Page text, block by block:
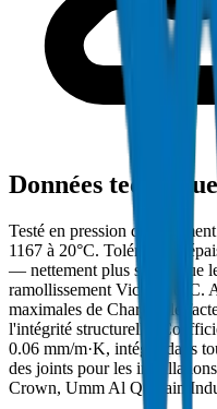
Données
Testé en pression
1167 à 20°C. Tolérance
— nettement plus stricte que
ramollissement Vicat : 80°C.
maximales de Charjah, le
l'intégrité structurelle.
0.06 mm/m·K, intégré dans
des joints pour les
Crown, Umm Al Quwain